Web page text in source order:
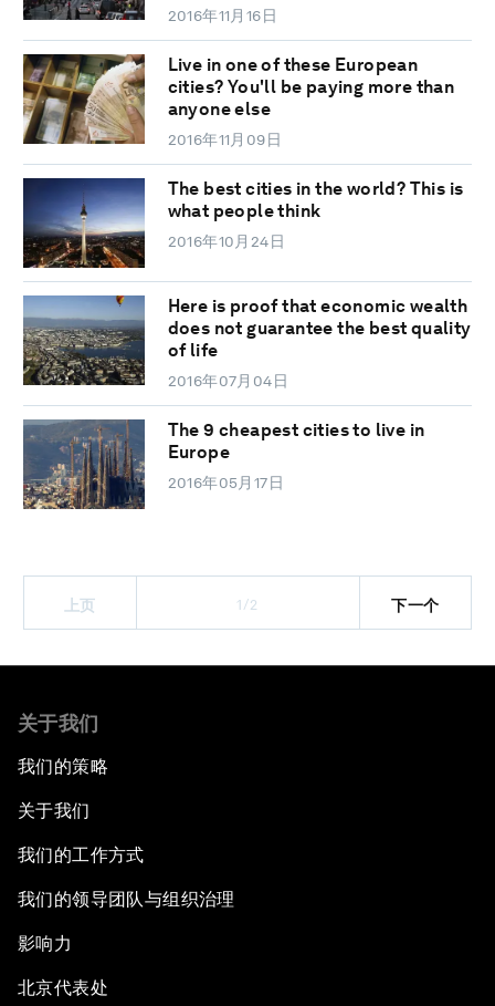
2016年11月16日
Live in one of these European
cities? You'll be paying more than
anyone else
2016年11月09日
The best cities in the world? This is
what people think
2016年10月24日
Here is proof that economic wealth
does not guarantee the best quality
of life
2016年07月04日
The 9 cheapest cities to live in
Europe
2016年05月17日
上页 1/2 下一个
关于我们
我们的策略
关于我们
我们的工作方式
我们的领导团队与组织治理
影响力
北京代表处